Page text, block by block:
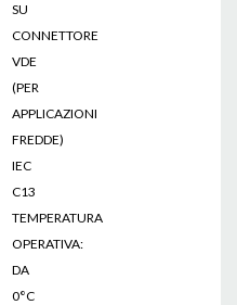
SU
CONNETTORE
VDE
(PER
APPLICAZIONI
FREDDE)
IEC
C13
TEMPERATURA
OPERATIVA:
DA
0°C